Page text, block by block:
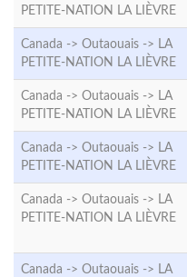
PETITE-NATION LA LIÈVRE
Canada -> Outaouais -> LA
PETITE-NATION LA LIÈVRE
Canada -> Outaouais -> LA
PETITE-NATION LA LIÈVRE
Canada -> Outaouais -> LA
PETITE-NATION LA LIÈVRE
Canada -> Outaouais -> LA
PETITE-NATION LA LIÈVRE
Canada -> Outaouais -> LA